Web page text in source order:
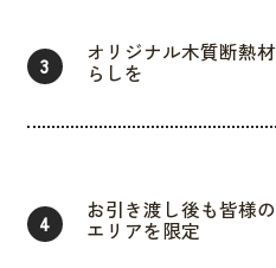
3 オリジナル木質断熱
らしを
4 お引き渡し後も皆様
エリアを限定